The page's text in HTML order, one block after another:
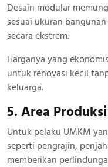
Desain modular
sesuai ukuran
secara ekstrem.
Harganya yang
untuk renovasi kecil
keluarga.
5. Area
Untuk pelaku UMKM
seperti pengrajin,
memberikan